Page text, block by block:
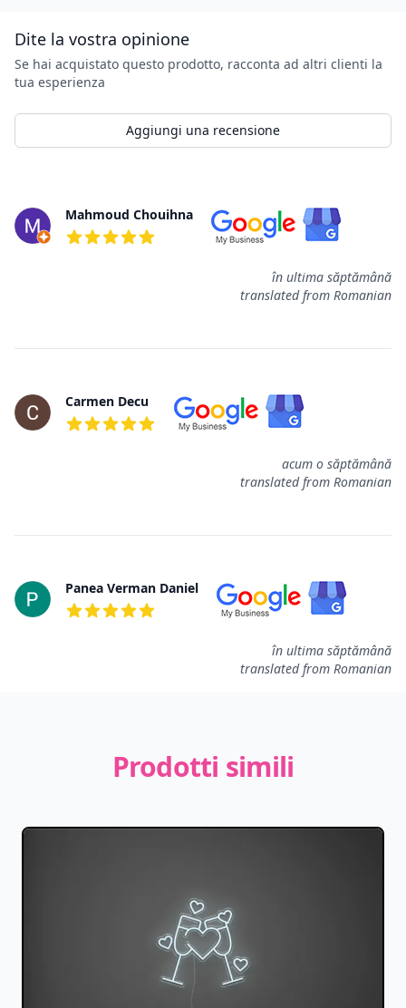
Dite la vostra opinione
Se hai acquistato questo prodotto, racconta ad altri clienti la
tua esperienza
Aggiungi una recensione
RecensioniMahmoud Chouihna
în ultima săptămână
translated from Romanian
Carmen Decu
acum o săptămână
translated from Romanian
Panea Verman Daniel
în ultima săptămână
translated from Romanian
Prodotti simili